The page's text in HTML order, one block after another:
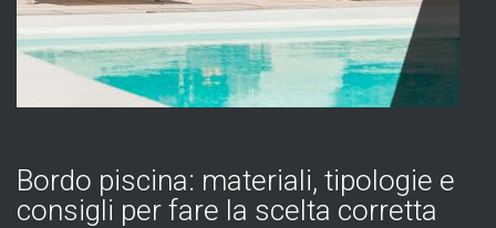
Bordo piscina: materiali, tipologie e
consigli per fare la scelta corretta